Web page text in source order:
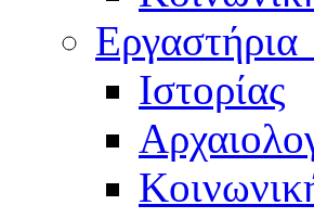
Ιστορίας